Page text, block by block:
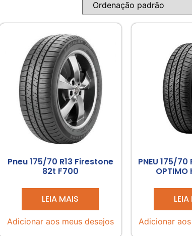
Pneu 175/70 R13 Firestone
82t F700
LEIA MAIS
Adicionar aos meus desejos
PNEU 175/70
OPTIMO
Adicionar